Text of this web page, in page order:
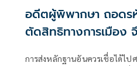
อดีตผู้พิพากษา ถอดร
ตัดสิทธิทางการเมือง
เดียวกับคดีอาญา
การส่งหลักฐานอันควรเชื่อได้ไป